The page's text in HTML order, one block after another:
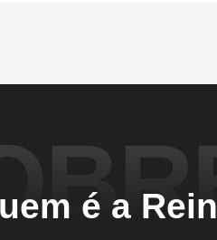
é a